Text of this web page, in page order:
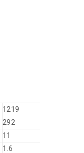
1219
292
11
1.6